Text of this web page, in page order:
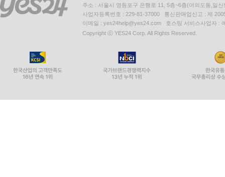
주소 : 서울시 영등포구 은행로 11, 5층~6층(여의도동,일신
사업자등록번호 : 229-81-37000 통신판매업신고 : 제
이메일 : yes24help@yes24.com 호스팅 서비스사업자 :
Copyright ⓒ YES24 Corp. All Rights Reserved.